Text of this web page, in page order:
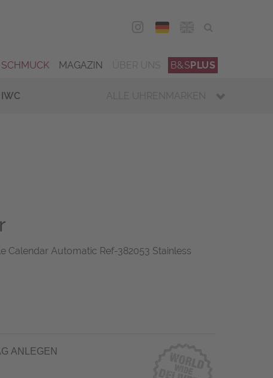
DEU
SCHMUCK MAGAZIN B&SPLUS
IWC ALLE UHRENMARKEN
Calendar Automatic Ref-382053 Stainless
ANLEGEN